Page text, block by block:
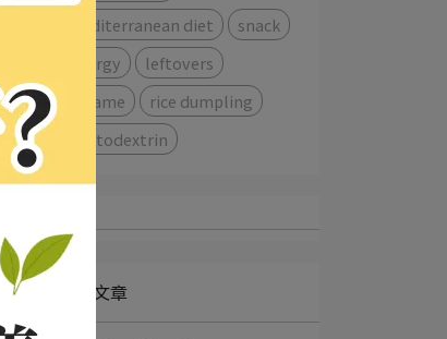
Mediterranean diet
snack
allergy
leftovers
Sesame
rice dumpling
Maltodextrin
最新文章